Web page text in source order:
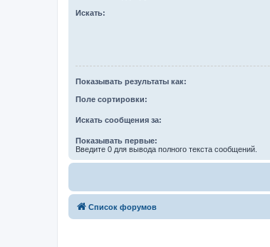
Искать:
Показывать результаты как:
Поле сортировки:
Искать сообщения за:
Показывать первые:
Введите 0 для вывода полного текста сообщений.
Список форумов